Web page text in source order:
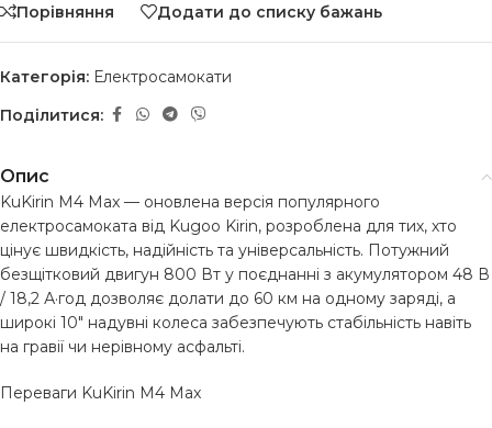
Порівняння Додати до списку бажань
Категорія: Електросамокати
Поділитися:
Опис
KuKirin M4 Max — оновлена версія популярного
електросамоката від Kugoo Kirin, розроблена для тих, хто
цінує швидкість, надійність та універсальність. Потужний
безщітковий двигун 800 Вт у поєднанні з акумулятором 48 В
/ 18,2 А·год дозволяє долати до 60 км на одному заряді, а
широкі 10″ надувні колеса забезпечують стабільність навіть
на гравії чи нерівному асфальті.
Переваги KuKirin M4 Max